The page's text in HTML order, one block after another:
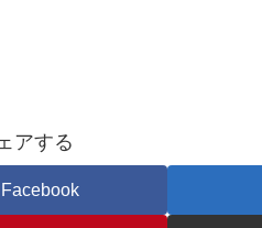
アする
Facebook